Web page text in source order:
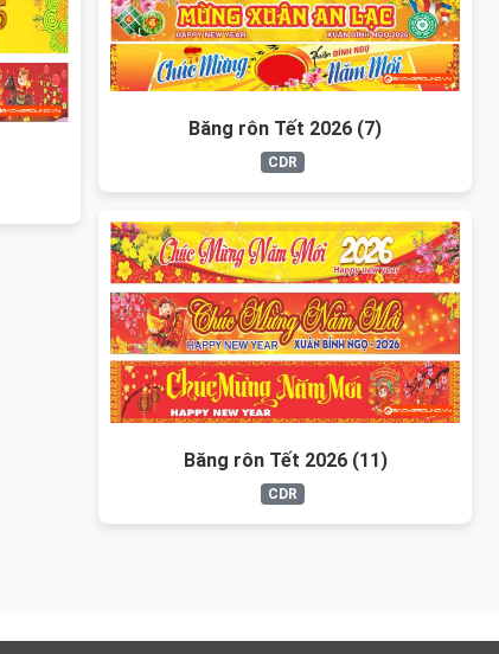
Băng rôn Tết 2026 (7)
CDR
Băng rôn Tết 2026 (11)
CDR